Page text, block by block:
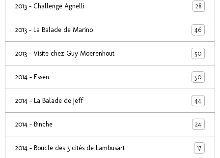
2013 - Challenge Agnelli 28
2013 - La Balade de Marino 46
2013 - Visite chez Guy Moerenhout 50
2014 - Essen 50
2014 - La Balade de Jeff 44
2014 - Binche 24
2014 - Boucle des 3 cités de Lambusart 17